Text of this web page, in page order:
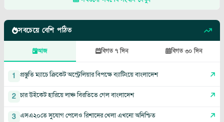
সবচেয়ে বেশি পঠিত
আজ বিগত ৭ দিন বিগত ৩০ দিন
1 প্রস্তুতি ম্যাচে ক্রিকেট অস্ট্রেলিয়ার বিপক্ষে ব্যাটিংয়ে বাংলাদেশ
2 চার উইকেট হারিয়ে লাঞ্চ বিরতিতে গেল বাংলাদেশ
3 এসএ২০তে সুযোগ পেলেও রিশাদের খেলা এখনো অনিশ্চিত